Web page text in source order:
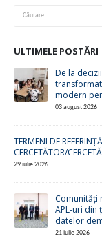
ULTIMELE POSTĂRI
De la
modern
03 august 2026
TERMENI DE
CERCETĂTOR/
29 iulie 2026
Comunități
APL-uri din
datelor
21 iulie 2026